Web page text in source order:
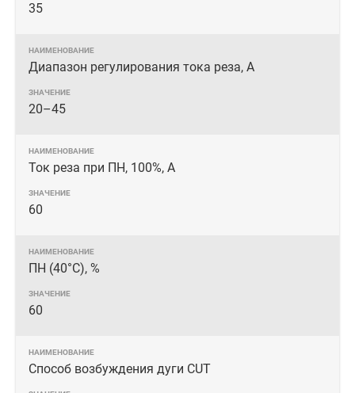
35
Диапазон регулирования тока реза, А
20–45
Ток реза при ПН, 100%, А
60
ПН (40°C), %
60
Способ возбуждения дуги CUT